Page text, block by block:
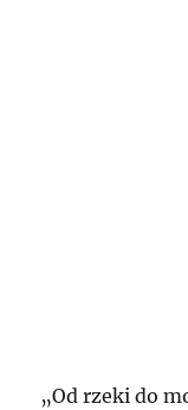
„Od rzeki do